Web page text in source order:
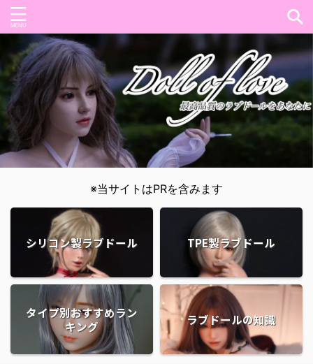
※当サイトはPRを含みます
シリコン製ラブドール TPE製ラブドール
タイプ別おすすめラン
キング
ラブドールの知識